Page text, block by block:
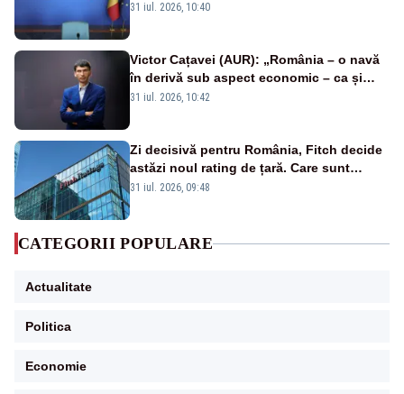
31 iul. 2026, 10:40
Victor Cațavei (AUR): „România – o navă
în derivă sub aspect economic – ca și
rezultat al guvernărilor din ultimii 36 de
31 iul. 2026, 10:42
Zi decisivă pentru România, Fitch decide
astăzi noul rating de țară. Care sunt
efectele retrogradării la categoria „junk”
31 iul. 2026, 09:48
CATEGORII POPULARE
Actualitate
Politica
Economie